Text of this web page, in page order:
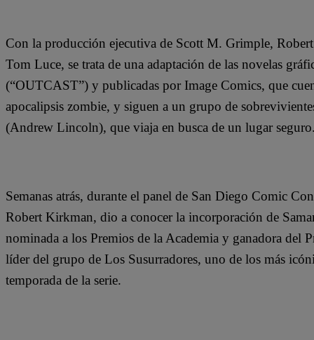
Con la producción ejecutiva de Scott M. Grimple,
Tom Luce, se trata de una adaptación de las novelas
(“OUTCAST”) y publicadas por Image Comics, que
apocalipsis zombie, y siguen a un grupo de
(Andrew Lincoln), que viaja en busca de un lugar
Semanas atrás, durante el panel de San Diego Comic
Robert Kirkman, dio a conocer la incorporación de
nominada a los Premios de la Academia y ganadora del
líder del grupo de Los Susurradores, uno de los más
temporada de la serie.